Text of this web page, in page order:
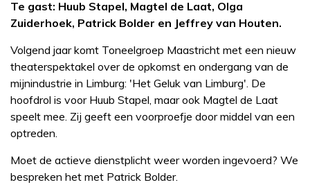
Te gast: Huub Stapel, Magtel de Laat, Olga
Zuiderhoek, Patrick Bolder en Jeffrey van Houten.
Volgend jaar komt Toneelgroep Maastricht met een nieuw
theaterspektakel over de opkomst en ondergang van de
mijnindustrie in Limburg: 'Het Geluk van Limburg'. De
hoofdrol is voor Huub Stapel, maar ook Magtel de Laat
speelt mee. Zij geeft een voorproefje door middel van een
optreden.
Moet de actieve dienstplicht weer worden ingevoerd? We
bespreken het met Patrick Bolder.